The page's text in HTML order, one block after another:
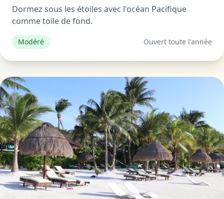
Dormez sous les étoiles avec l'océan Pacifique
comme toile de fond.
Modéré Ouvert toute l'année